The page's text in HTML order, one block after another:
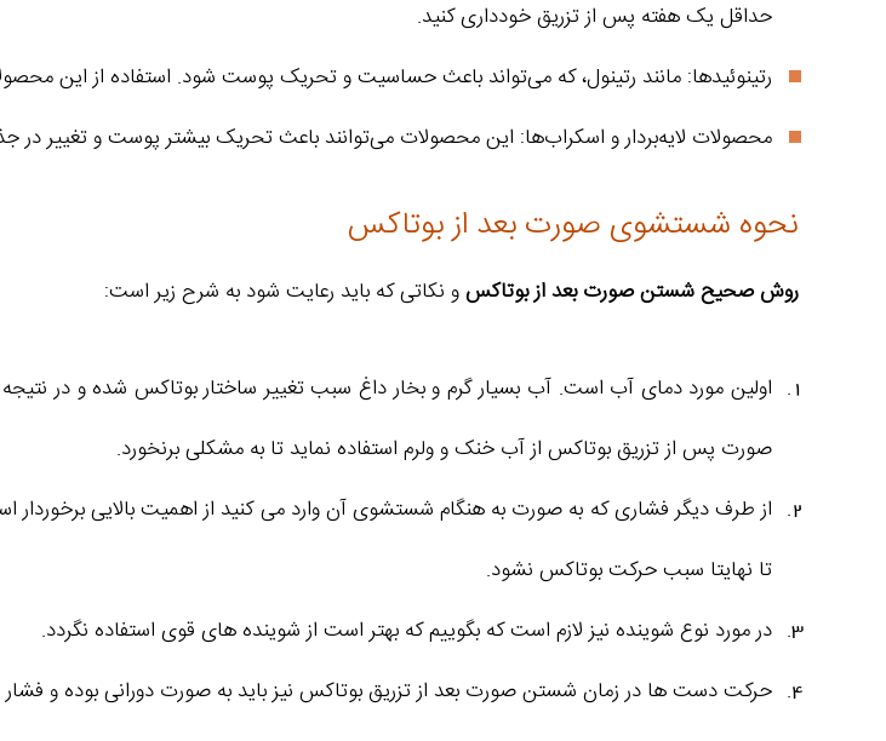
حداقل یک هفته پس از تزریق خودداری کنید.
رتینوئیدها: مانند رتینول، که می‌تواند باعث حساسیت و تحریک پوست شود. استفاده از این
محصولات لایه‌بردار و اسکراب‌ها: این محصولات می‌توانند باعث تحریک بیشتر پوست و تغییر در
نحوه شستشوی صورت بعد از بوتاکس
روش صحیح شستن صورت بعد از بوتاکسو نکاتی که باید رعایت شود به شرح زیر است:
اولین مورد دمای آب است. آب بسیار گرم و بخار داغ سبب تغییر ساختار بوتاکس شده و در نتیجه
صورت پس از تزریق بوتاکس از آب خنک و ولرم استفاده نماید تا به مشکلی برنخورد.
از طرف دیگر فشاری که به صورت به هنگام شستشوی آن وارد می کنید از اهمیت بالایی برخوردار
تا نهایتا سبب حرکت بوتاکس نشود.
در مورد نوع شوینده نیز لازم است که بگوییم که بهتر است از شوینده های قوی استفاده نگردد.
حرکت دست ها در زمان شستن صورت بعد از تزریق بوتاکس نیز باید به صورت دورانی بوده و فشار